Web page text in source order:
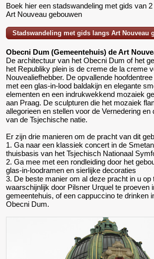
Boek hier een stadswandeling met gids van
Art Nouveau gebouwen
Stadswandeling met gids langs Art Nouveau
Obecni Dum (Gemeentehuis) de Art
De architectuur van het Obecni Dum of het
het Republiky plein is de creme de la creme
Nouvealiefhebber. De opvallende
met een glas-in-lood baldakijn en elegante
elementen en een indrukwekkend mozaiek
aan Praag. De sculpturen die het mozaiek
allegorieen en stellen voor de Vernedering en
van de Tsjechische natie.
Er zijn drie manieren om de pracht van dit
1. Ga naar een klassiek concert in de
thuisbasis van het Tsjechisch Nationaal
2. Ga mee met een rondleiding door het
glas-in-loodramen en sierlijke decoraties
3. De beste manier om al deze pracht in u op
waarschijnlijk door Pilsner Urquel te proeven
gemeentehuis, of een cappuccino te drinken
Obecni Dum.